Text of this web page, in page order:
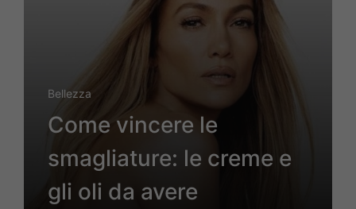
Bellezza
Come vincere le
smagliature: le creme e
gli oli da avere